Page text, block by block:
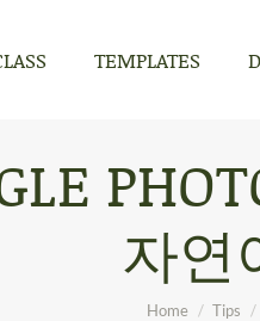
TEMPLATES
자연
You are
Home Tips